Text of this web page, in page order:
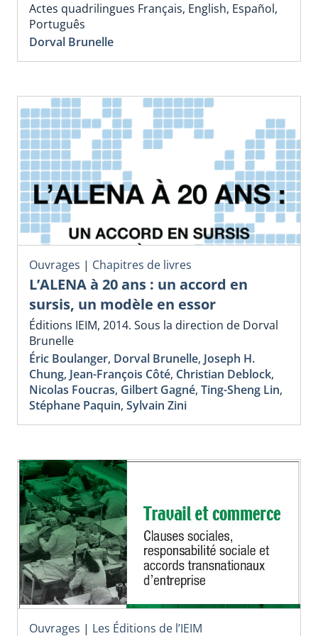
Actes quadrilingues Français, English, Español,
Português
Dorval Brunelle
Ouvrages | Chapitres de livres
L’ALENA à 20 ans : un accord en
sursis, un modèle en essor
Éditions IEIM, 2014. Sous la direction de Dorval
Brunelle
Éric Boulanger, Dorval Brunelle, Joseph H.
Chung, Jean-François Côté, Christian Deblock,
Nicolas Foucras, Gilbert Gagné, Ting-Sheng Lin,
Stéphane Paquin, Sylvain Zini
Ouvrages | Les Éditions de l’IEIM